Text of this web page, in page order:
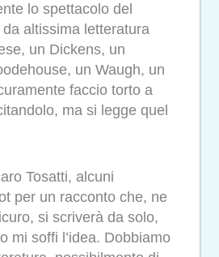
lo spettacolo del
altissima letteratura
un Dickens, un
un Waugh, un
faccio torto a
ma si legge quel
Tosatti, alcuni
per un racconto che, ne
si scriverà da solo,
mi soffi l’idea. Dobbiamo